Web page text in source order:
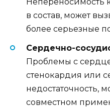
в состав, может
более серьезные
Сердечно-
Проблемы с
стенокардия или
недостаточность,
совместном